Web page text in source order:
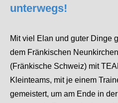
unterwegs!
Mit viel Elan und guter Dinge
dem Fränkischen
(Fränkische Schweiz) mit
Kleinteams, mit je einem
gemeistert, um am Ende in